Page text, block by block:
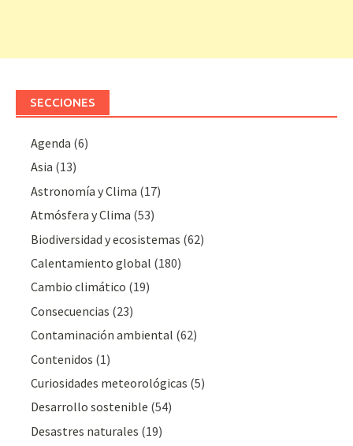
SECCIONES
Agenda (6)
Asia (13)
Astronomía y Clima (17)
Atmósfera y Clima (53)
Biodiversidad y ecosistemas (62)
Calentamiento global (180)
Cambio climático (19)
Consecuencias (23)
Contaminación ambiental (62)
Contenidos (1)
Curiosidades meteorológicas (5)
Desarrollo sostenible (54)
Desastres naturales (19)